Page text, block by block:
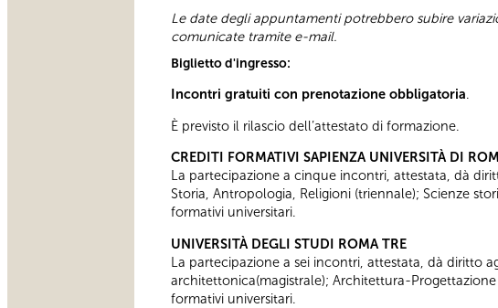
Le date degli appuntamenti potrebbero subire
comunicate tramite e-mail.
Biglietto d'ingresso:
Incontri gratuiti con prenotazione obbligatoria.
È previsto il rilascio dell’attestato di formazione.
CREDITI FORMATIVI SAPIENZA UNIVERSITÀ DI
La partecipazione a cinque incontri, attestata, dà
Storia, Antropologia, Religioni (triennale); Scienze
formativi universitari.
UNIVERSITÀ DEGLI STUDI ROMA TRE
La partecipazione a sei incontri, attestata, dà diritto
architettonica(magistrale); Architettura-
formativi universitari.